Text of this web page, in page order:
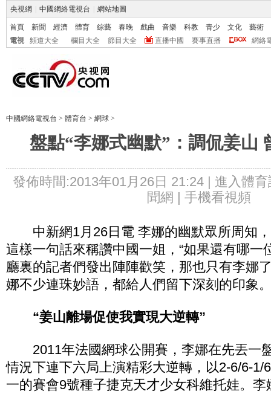
央視網 中國網絡電視台 網站地圖
首頁 新聞 經濟 體育 綜藝 春晚 戲曲 音樂 科教 青少 文化
藝術
電視
頻道大全 欄目大全 節目大全 直播中國 賽事直播 網絡
中國網絡電視台 > 體育台 > 網球 >
盤點“李娜式幽默”：調侃姜山
發佈時間:2013年01月26日 21:24 | 進入體
聞網 | 手機看視頻
中新網1月26日電 李娜的幽默眾所周知，
這樣一句話來稱讚中國一姐，“如果還有哪一
廳裏的記者們發出陣陣歡笑，那也只有李娜
娜不少連珠妙語，都給人們留下深刻的印象
“姜山離場促使我實現大逆轉”
2011年法國網球公開賽，李娜在先丟一
情況下連下六局上演精彩大逆轉，以2-6/6-1/
一的賽會9號種子捷克天才少女科維托娃。